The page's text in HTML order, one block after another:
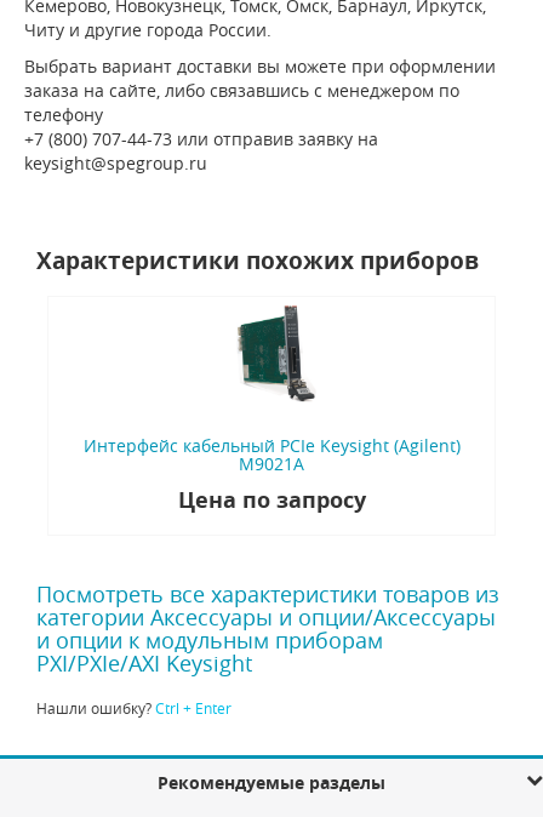
Кемерово, Новокузнецк, Томск, Омск, Барнаул, Иркутск,
Читу и другие города России.
Выбрать вариант доставки вы можете при оформлении
заказа на сайте, либо связавшись с менеджером по
телефону
+7 (800) 707-44-73 или отправив заявку на
keysight@spegroup.ru
Характеристики похожих приборов
Интерфейс кабельный PCIe Keysight (Agilent)
M9021A
Цена по запросу
Посмотреть все характеристики товаров из
категории Аксессуары и опции/Аксессуары
и опции к модульным приборам
PXI/PXIe/AXI Keysight
Нашли ошибку?Ctrl + Enter
Рекомендуемые разделы